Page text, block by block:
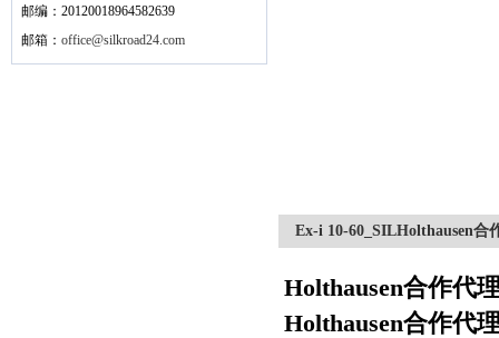
邮编：20120018964582639
邮箱： office@silkroad24.com
Ex-i 10-60_SILHolthausen合
Holthausen合作代
Holthausen合作代